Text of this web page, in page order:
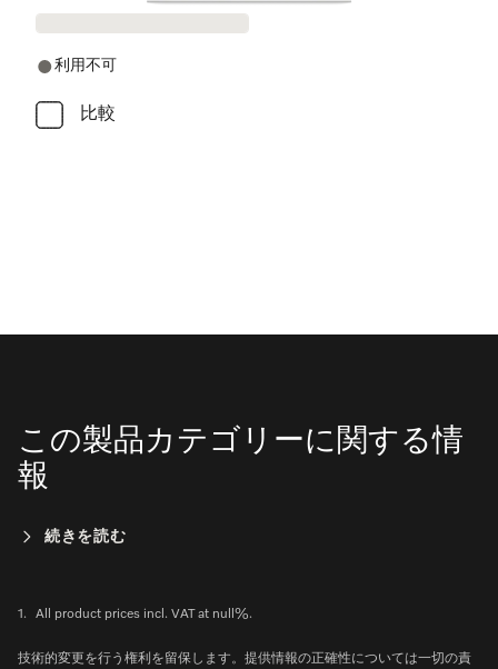
利用不可
比較
この製品カテゴリーに関する情
報
続きを読む
1. All product prices incl. VAT at null%.
技術的変更を行う権利を留保します。提供情報の正確性については一切の責